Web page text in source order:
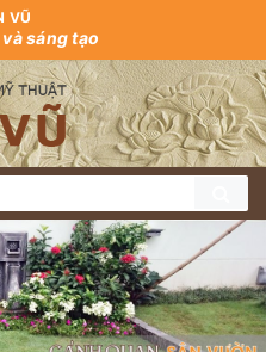
VŨ
sáng tạo